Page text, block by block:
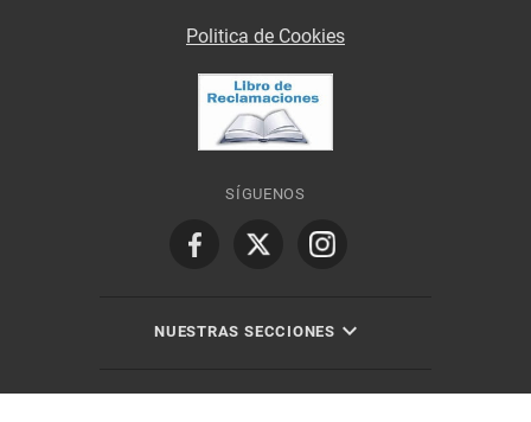
Politica de Cookies
SÍGUENOS
NUESTRAS SECCIONES